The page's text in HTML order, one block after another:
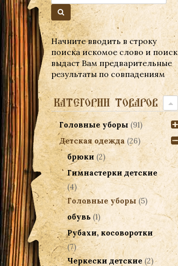
Начните вводить в строку
поиска искомое слово и поиск
выдаст Вам предварительные
результаты по совпадениям
КАТЕГОРИИ ТОВАРОВ
Головные уборы (91)
Детская одежда (26)
брюки (2)
Гимнастерки детские
(4)
Головные уборы (5)
обувь (1)
Рубахи, косоворотки
(7)
Черкески детские (2)